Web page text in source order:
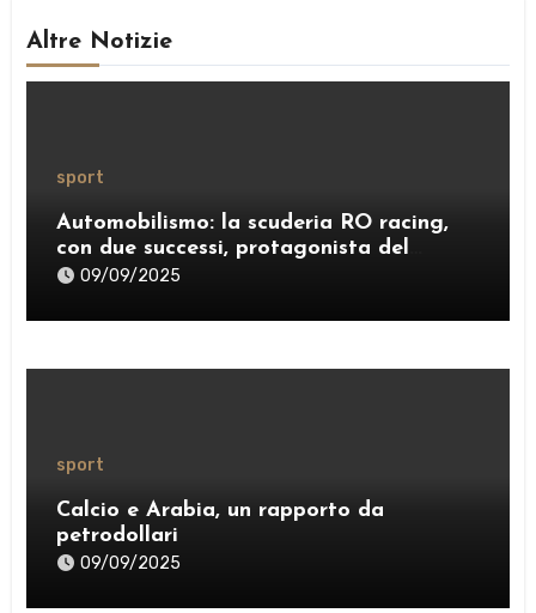
Altre Notizie
sport
Automobilismo: la scuderia RO racing,
con due successi, protagonista del
weekend
09/09/2025
sport
Calcio e Arabia, un rapporto da
petrodollari
09/09/2025